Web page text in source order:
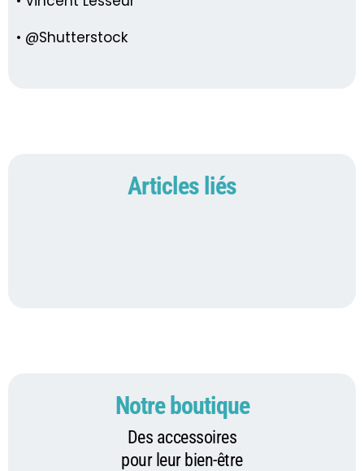
• @Shutterstock
Articles liés
Notre boutique
Des accessoires
pour leur bien-être